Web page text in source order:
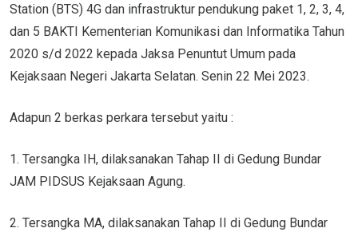
Station (BTS) 4G dan infrastruktur pendukung paket 1, 2, 3, 4,
dan 5 BAKTI Kementerian Komunikasi dan Informatika Tahun
2020 s/d 2022 kepada Jaksa Penuntut Umum pada
Kejaksaan Negeri Jakarta Selatan. Senin 22 Mei 2023.
Adapun 2 berkas perkara tersebut yaitu :
1. Tersangka IH, dilaksanakan Tahap II di Gedung Bundar
JAM PIDSUS Kejaksaan Agung.
2. Tersangka MA, dilaksanakan Tahap II di Gedung Bundar